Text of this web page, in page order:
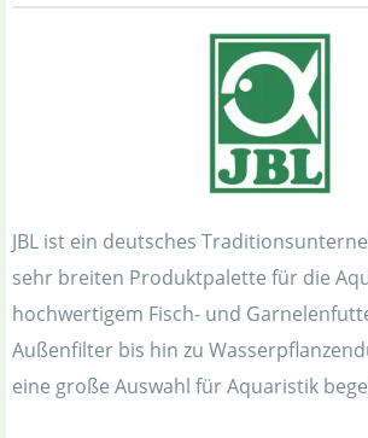
JBL ist ein deutsches
sehr breiten Produktpalette für die
hochwertigem Fisch- und
Außenfilter bis hin zu
eine große Auswahl für Aquaristik